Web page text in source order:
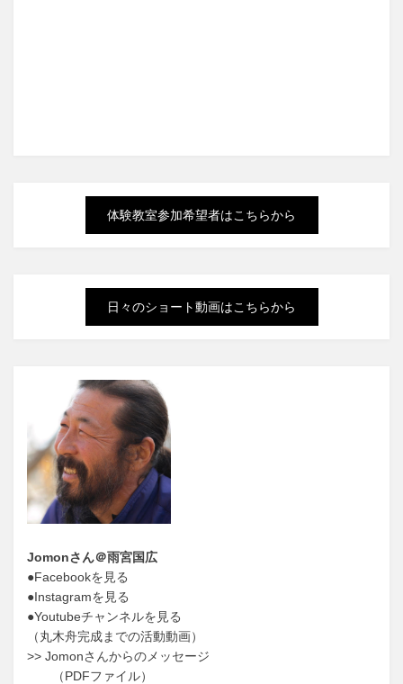
体験教室参加希望者はこちらから
日々のショート動画はこちらから
Jomonさん＠雨宮国広
●Facebookを見る
●Instagramを見る
●Youtubeチャンネルを見る
（丸木舟完成までの活動動画）
>> Jomonさんからのメッセージ
（PDFファイル）